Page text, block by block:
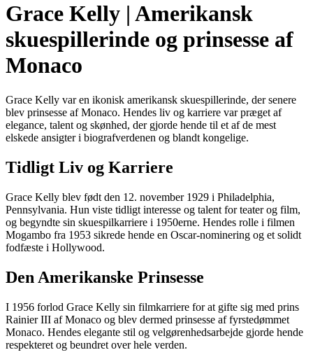
Grace Kelly | Amerikansk
skuespillerinde og prinsesse af
Monaco
Grace Kelly var en ikonisk amerikansk skuespillerinde, der senere
blev prinsesse af Monaco. Hendes liv og karriere var præget af
elegance, talent og skønhed, der gjorde hende til et af de mest
elskede ansigter i biografverdenen og blandt kongelige.
Tidligt Liv og Karriere
Grace Kelly blev født den 12. november 1929 i Philadelphia,
Pennsylvania. Hun viste tidligt interesse og talent for teater og film,
og begyndte sin skuespilkarriere i 1950erne. Hendes rolle i filmen
Mogambo fra 1953 sikrede hende en Oscar-nominering og et solidt
fodfæste i Hollywood.
Den Amerikanske Prinsesse
I 1956 forlod Grace Kelly sin filmkarriere for at gifte sig med prins
Rainier III af Monaco og blev dermed prinsesse af fyrstedømmet
Monaco. Hendes elegante stil og velgørenhedsarbejde gjorde hende
respekteret og beundret over hele verden.